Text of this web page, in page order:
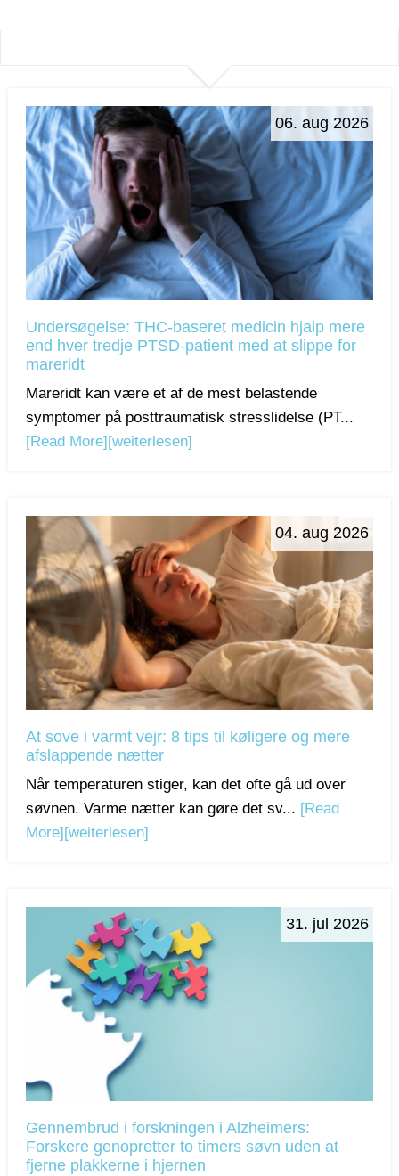
06. aug 2026
Undersøgelse: THC-baseret medicin hjalp mere
end hver tredje PTSD-patient med at slippe for
mareridt
Mareridt kan være et af de mest belastende
symptomer på posttraumatisk stresslidelse (PT...
[Read More] [weiterlesen]
04. aug 2026
At sove i varmt vejr: 8 tips til køligere og mere
afslappende nætter
Når temperaturen stiger, kan det ofte gå ud over
søvnen. Varme nætter kan gøre det sv... [Read
More] [weiterlesen]
31. jul 2026
Gennembrud i forskningen i Alzheimers:
Forskere genopretter to timers søvn uden at
fjerne plakkerne i hjernen